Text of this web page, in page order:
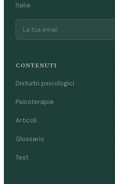
Italia.
CONTENUTI
Disturbi psicologici
Psicoterapie
Articoli
Glossario
Test